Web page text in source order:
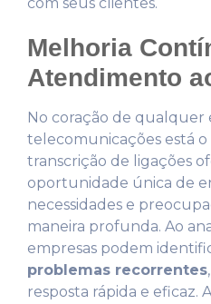
Melhoria
Atendimento
No coração de qualquer
telecomunicações está o
transcrição de ligações
oportunidade única de
necessidades e
maneira profunda. Ao
empresas podem
problemas recorrentes
resposta rápida e eficaz.